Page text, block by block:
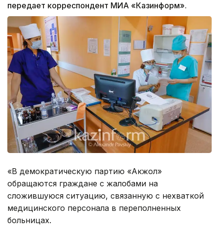
передает корреспондент МИА «Казинформ».
«В демократическую партию «Акжол»
обращаются граждане с жалобами на
сложившуюся ситуацию, связанную с нехваткой
медицинского персонала в переполненных
больницах.